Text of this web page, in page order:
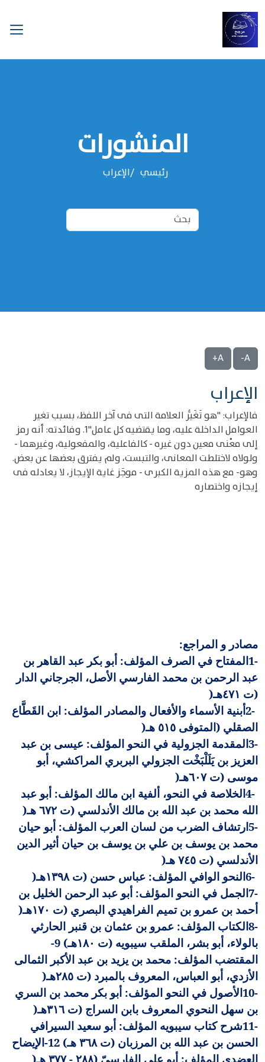
المنشورات
رئيسي الإعراب
A-
A+
الإعراب
فالإعراب: "هو تَغَيُّر العلامة التى فى آخر اللفظ، بسبب تغير
العوامل الداخلة عليه، وما يقتضيه كل عامل"1. وفائدته: أنه رمز
إلى معْنى معين دون غيره - كالفاعلية، والمفعولية، وغيرهما -
ولولاه لاختلطت المعانى، والتبست، ولم يفترق بعضها عن بعض.
وهو- مع هذه المزية الكبرى - موجَز غاية الإيجاز، لا يعادله فى
إيجازه واختصاره
مصادر و المراجع:
1-المفتاح في الصرف المؤلف: أبو بكر عبد القاهر بن
عبد الرحمن بن محمد الفارسي الأصل، الجرجاني الدار
(ت ٤٧١هـ
)
2-أبنية الأسماء والأفعال والمصادر المؤلف: ابن القَطَّاع
الصقلي (المتوفى ٥١٥ هـ
)
3-المقدمة الجزولية في النحو المؤلف: عيسى بن عبد
العزيز بن يَلَلْبَخْت الجزولي البربري المراكشي، أبو
موسى (ت ٦٠٧هـ
)
4-الخلاصة في النحو، ألفية ابن مالك المؤلف: أبو عبد
الله محمد بن عبد الله بن مالك الأندلسي (ت ٦٧٢ هـ
)
5-ارتشاف الضرب من لسان العرب المؤلف: أبو حيان
محمد بن يوسف بن علي بن يوسف بن حيان أثير الدين
الأندلسي (ت ٧٤٥ هـ
)
6-النحو الوافي المؤلف: عباس حسن (ت ١٣٩٨هـ
)
7-الجمل في النحو المؤلف: أبو عبد الرحمن الخليل بن
أحمد بن عمرو بن تميم الفراهيدي البصري (ت ١٧٠هـ
)
8-الكتاب المؤلف: عمرو بن عثمان بن قنبر الحارثي
بالولاء، أبو بشر، الملقب سيبويه (ت ١٨٠هـ) 9-
المقتضب المؤلف: محمد بن يزيد بن عبد الأكبر الثمالى
الأزدي، أبو العباس، المعروف بالمبرد (ت ٢٨٥هـ
)
10-الأصول في النحو المؤلف: أبو بكر محمد بن السري
بن سهل النحوي المعروف بابن السراج (ت ٣١٦هـ
)
11-شرح كتاب سيبويه المؤلف: أبو سعيد السيرافي
الحسن بن عبد الله بن المرزبان (ت ٣٦٨ هـ) 12-الإيضاح
العضدي المؤلف: أبو علي الفارسيّ (٢٨٨ - ٣٧٧ هـ
)